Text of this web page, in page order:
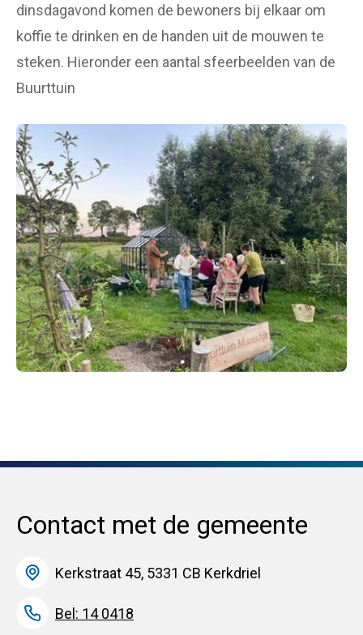
dinsdagavond komen de bewoners bij elkaar om
koffie te drinken en de handen uit de mouwen te
steken. Hieronder een aantal sfeerbeelden van de
Buurttuin
Contact met de gemeente
Kerkstraat 45, 5331 CB Kerkdriel
Bel: 14 0418